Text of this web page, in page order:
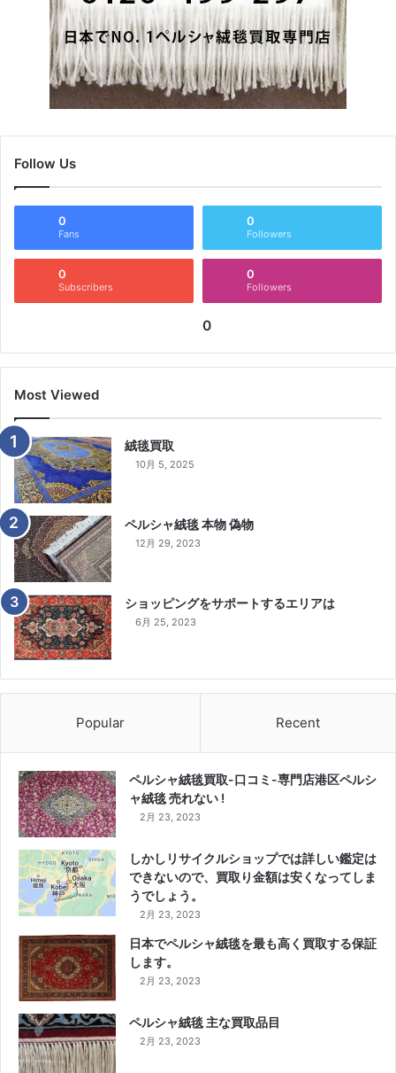
Follow Us
0
Fans
0
Followers
0
Subscribers
0
Followers
0
Most Viewed
絨毯買取
10月 5, 2025
ペルシャ絨毯 本物 偽物
12月 29, 2023
ショッピングをサポートするエリアは
6月 25, 2023
Popular Recent
ペルシャ絨毯買取-口コミ-専門店港区ペルシ
ャ絨毯 売れない !
2月 23, 2023
しかしリサイクルショップでは詳しい鑑定は
できないので、買取り金額は安くなってしま
うでしょう。
2月 23, 2023
日本でペルシャ絨毯を最も高く買取する保証
します。
2月 23, 2023
ペルシャ絨毯 主な買取品目
2月 23, 2023